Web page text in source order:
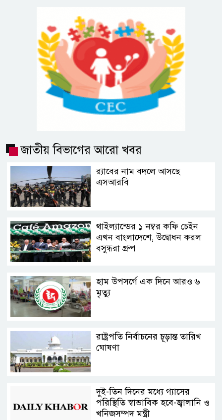
জাতীয় বিভাগের আরো খবর
র‍্যাবের নাম বদলে আসছে
এসআরবি
থাইল্যান্ডের ১ নম্বর কফি চেইন
এখন বাংলাদেশে, উদ্বোধন করল
বসুন্ধরা গ্রুপ
হাম উপসর্গে এক দিনে আরও ৬
মৃত্যু
রাষ্ট্রপতি নির্বাচনের চূড়ান্ত তারিখ
ঘোষণা
দুই-তিন দিনের মধ্যে গ্যাসের
পরিস্থিতি স্বাভাবিক হবে-জ্বালানি ও
খনিজসম্পদ মন্ত্রী